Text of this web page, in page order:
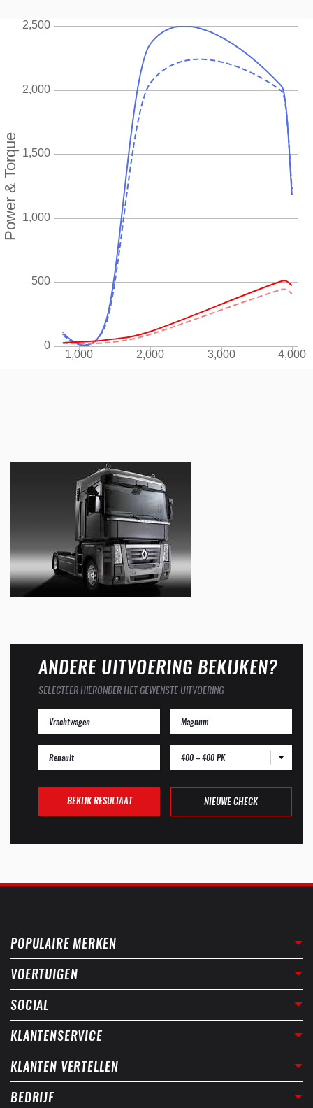
ANDERE UITVOERING BEKIJKEN?
SELECTEER HIERONDER HET GEWENSTE UITVOERING
400 – 400 PK
BEKIJK RESULTAAT NIEUWE CHECK
POPULAIRE MERKEN
VOERTUIGEN
SOCIAL
KLANTENSERVICE
KLANTEN VERTELLEN
BEDRIJF